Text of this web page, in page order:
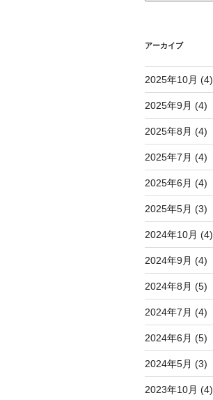
アーカイブ
2025年10月 (4)
2025年9月 (4)
2025年8月 (4)
2025年7月 (4)
2025年6月 (4)
2025年5月 (3)
2024年10月 (4)
2024年9月 (4)
2024年8月 (5)
2024年7月 (4)
2024年6月 (5)
2024年5月 (3)
2023年10月 (4)